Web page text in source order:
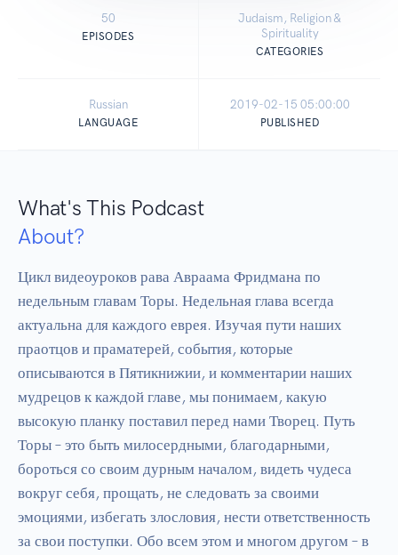
50
EPISODES
Judaism, Religion &
Spirituality
CATEGORIES
Russian
LANGUAGE
2019-02-15 05:00:00
PUBLISHED
What's This Podcast
About?
Цикл видеоуроков рава Авраама Фридмана по
недельным главам Торы. Недельная глава всегда
актуальна для каждого еврея. Изучая пути наших
праотцов и праматерей, события, которые
описываются в Пятикнижии, и комментарии наших
мудрецов к каждой главе, мы понимаем, какую
высокую планку поставил перед нами Творец. Путь
Торы – это быть милосердными, благодарными,
бороться со своим дурным началом, видеть чудеса
вокруг себя, прощать, не следовать за своими
эмоциями, избегать злословия, нести ответственность
за свои поступки. Обо всем этом и многом другом – в